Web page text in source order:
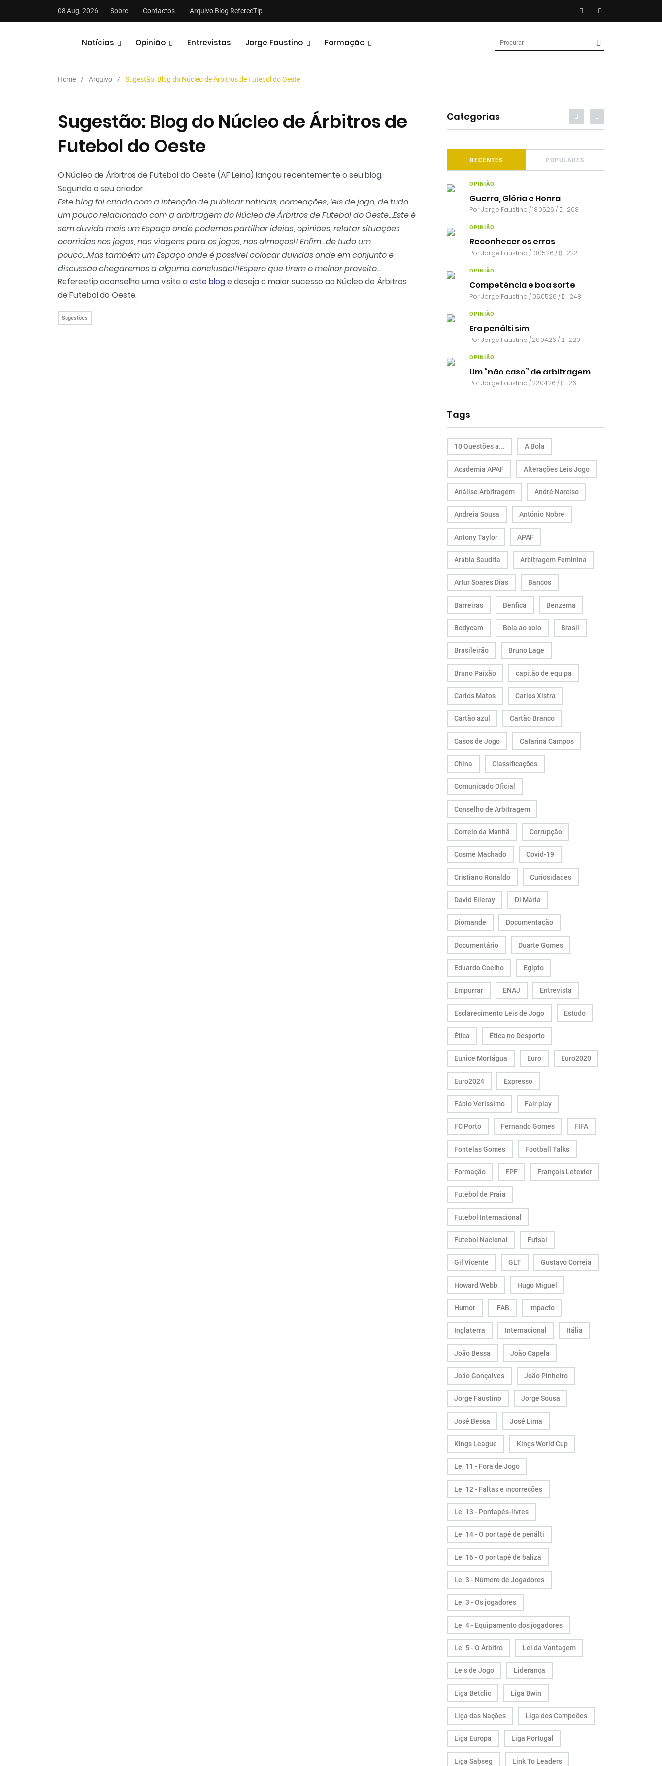
08 Aug, 2026 Sobre Contactos Arquivo Blog RefereeTip
Notícias Opinião Entrevistas Jorge Faustino Formação
Home Arquivo Sugestão: Blog do Núcleo de Árbitros de Futebol do Oeste
Sugestão: Blog do Núcleo de Árbitros de
Futebol do Oeste
O Núcleo de Árbitros de Futebol do Oeste (AF Leiria) lançou recentemente o seu blog.
Segundo o seu criador:
Este blog foi criado com a intenção de publicar noticias, nomeações, leis de jogo, de tudo
um pouco relacionado com a arbitragem do Núcleo de Árbitros de Futebol do Oeste...Este é
sem duvida mais um Espaço onde podemos partilhar ideias, opiniões, relatar situações
ocorridas nos jogos, nas viagens para os jogos, nos almoços!! Enfim...de tudo um
pouco...Mas também um Espaço onde é possível colocar duvidas onde em conjunto e
discussão chegaremos a alguma conclusão!!!Espero que tirem o melhor proveito...
Refereetip aconselha uma visita aeste bloge deseja o maior sucesso ao Núcleo de Árbitros
de Futebol do Oeste.
Sugestões
Categorias
RECENTES POPULARES
OPINIÃO
Guerra, Glória e Honra
PorJorge Faustino / 18.05.26 / 208
OPINIÃO
Reconhecer os erros
PorJorge Faustino / 13.05.26 / 222
OPINIÃO
Competência e boa sorte
PorJorge Faustino / 05.05.26 / 248
OPINIÃO
Era penálti sim
PorJorge Faustino / 28.04.26 / 229
OPINIÃO
Um “não caso” de arbitragem
PorJorge Faustino / 22.04.26 / 261
Tags
10 Questões a... A Bola
Academia APAF Alterações Leis Jogo
Análise Arbitragem André Narciso
Andreia Sousa António Nobre
Antony Taylor APAF
Arábia Saudita Arbitragem Feminina
Artur Soares Dias Bancos
Barreiras Benfica Benzema
Bodycam Bola ao solo Brasil
Brasileirão Bruno Lage
Bruno Paixão capitão de equipa
Carlos Matos Carlos Xistra
Cartão azul Cartão Branco
Casos de Jogo Catarina Campos
China Classificações
Comunicado Oficial
Conselho de Arbitragem
Correio da Manhã Corrupção
Cosme Machado Covid-19
Cristiano Ronaldo Curiosidades
David Elleray Di Maria
Diomande Documentação
Documentário Duarte Gomes
Eduardo Coelho Egipto
Empurrar ENAJ Entrevista
Esclarecimento Leis de Jogo Estudo
Ética Ética no Desporto
Eunice Mortágua Euro Euro2020
Euro2024 Expresso
Fábio Veríssimo Fair play
FC Porto Fernando Gomes FIFA
Fontelas Gomes Football Talks
Formação FPF François Letexier
Futebol de Praia
Futebol Internacional
Futebol Nacional Futsal
Gil Vicente GLT Gustavo Correia
Howard Webb Hugo Miguel
Humor IFAB Impacto
Inglaterra Internacional Itália
João Bessa João Capela
João Gonçalves João Pinheiro
Jorge Faustino Jorge Sousa
José Bessa José Lima
Kings League Kings World Cup
Lei 11 - Fora de Jogo
Lei 12 - Faltas e incorreções
Lei 13 - Pontapés-livres
Lei 14 - O pontapé de penálti
Lei 16 - O pontapé de baliza
Lei 3 - Número de Jogadores
Lei 3 - Os jogadores
Lei 4 - Equipamento dos jogadores
Lei 5 - O Árbitro Lei da Vantagem
Leis de Jogo Liderança
Liga Betclic Liga Bwin
Liga das Nações Liga dos Campeões
Liga Europa Liga Portugal
Liga Sabseg Link To Leaders